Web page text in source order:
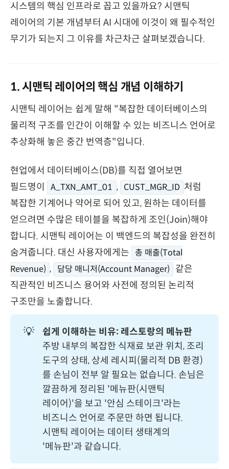
시스템의 핵심 인프라로 꼽고 있을까요? 시맨틱
레이어의 기본 개념부터 AI 시대에 이것이 왜 필수적인
무기가 되는지 그 이유를 차근차근 살펴보겠습니다.
1. 시맨틱 레이어의 핵심 개념 이해하기
시맨틱 레이어는 쉽게 말해 "복잡한 데이터베이스의
물리적 구조를 인간이 이해할 수 있는 비즈니스 언어로
추상화해 놓은 중간 번역층"입니다.
현업에서 데이터베이스(DB)를 직접 열어보면
필드명이
A_TXN_AMT_01 , CUST_MGR_ID 처럼
복잡한 기계어나 약어로 되어 있고, 원하는 데이터를
얻으려면 수많은 테이블을 복잡하게 조인(Join)해야
합니다. 시맨틱 레이어는 이 백엔드의 복잡성을 완전히
숨겨줍니다. 대신 사용자에게는 총 매출(Total
Revenue) , 담당 매니저(Account Manager)
같은
직관적인 비즈니스 용어와 사전에 정의된 논리적
구조만을 노출합니다.
💡
쉽게 이해하는 비유: 레스토랑의 메뉴판
주방 내부의 복잡한 식재료 보관 위치, 조리
도구의 상태, 상세 레시피(물리적 DB 환경)
를 손님이 전부 알 필요는 없습니다. 손님은
깔끔하게 정리된 '메뉴판(시맨틱
레이어)'을 보고 '안심 스테이크'라는
비즈니스 언어로 주문만 하면 됩니다.
시맨틱 레이어는 데이터 생태계의
'메뉴판'과 같습니다.